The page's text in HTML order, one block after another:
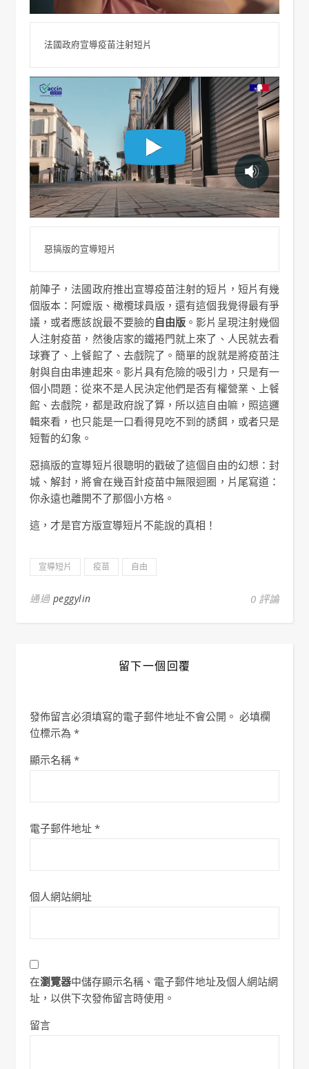
法國政府宣導疫苗注射短片
惡搞版的宣導短片
前陣子，法國政府推出宣導疫苗注射的短片，短片有幾
個版本：阿嬤版、橄欖球員版，還有這個我覺得最有爭
議，或者應該說最不要臉的自由版 。影片呈現注射幾個
人注射疫苗，然後店家的鐵捲門就上來了、人民就去看
球賽了、上餐館了、去戲院了。簡單的說就是將疫苗注
射與自由串連起來。影片具有危險的吸引力，只是有一
個小問題：從來不是人民決定他們是否有權營業、上餐
館、去戲院，都是政府說了算，所以這自由嘛，照這邏
輯來看，也只能是一口看得見吃不到的誘餌，或者只是
短暫的幻象。
惡搞版的宣導短片很聰明的戳破了這個自由的幻想：封
城、解封，將會在幾百針疫苗中無限迴圈，片尾寫道：
你永遠也離開不了那個小方格。
這，才是官方版宣導短片不能說的真相！
宣導短片 疫苗 自由
通過 peggylin 0 評論
留下一個回覆
發佈留言必須填寫的電子郵件地址不會公開。 必填欄
位標示為 *
顯示名稱 *
電子郵件地址 *
個人網站網址
在瀏覽器中儲存顯示名稱、電子郵件地址及個人網站網
址，以供下次發佈留言時使用。
留言